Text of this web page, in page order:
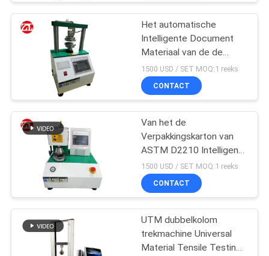
CONTACTEER
NIEUWS
VERZOEK
OM EEN
CITAAT
VR
SHOW
Het automatische
Intelligente Document
Materiaal van de de
Sterktetest van de
Kartonbreuk
1500 USD / SET MOQ:1 reeks
CONTACT
Van het de
Verpakkingskarton van
ASTM D2210 Intelligent
de Breuksterkte het
Testen Materiaal
1500 USD / SET MOQ:1 reeks
CONTACT
UTM dubbelkolom
trekmachine Universal
Material Tensile Testing